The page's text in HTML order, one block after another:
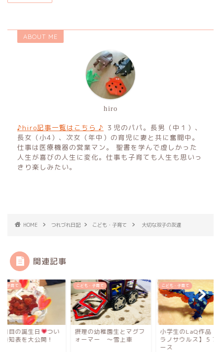
ABOUT ME
hiro
♪hiro記事一覧はこちら ♪ ３児のパパ。長男（中１）、
長女（小4）、次女（年中）の育児に妻と共に奮闘中。
仕事は医療機器の営業マン。 聖書を学んで虚しかった
人生が喜びの人生に変化。仕事も子育ても人生も思いっ
きり楽しみたい。
HOME つれづれ日記 こども・子育て 大切な双子の友達
関連記事
・子育て
回目の誕生日
つい
通知表を大公開！
こども・子育て
摂理の幼稚園生とマグフ
ォーマー 〜雪上車
こども・子育て
小学生のLaQ作品【
ラノサウルス】５７
ース